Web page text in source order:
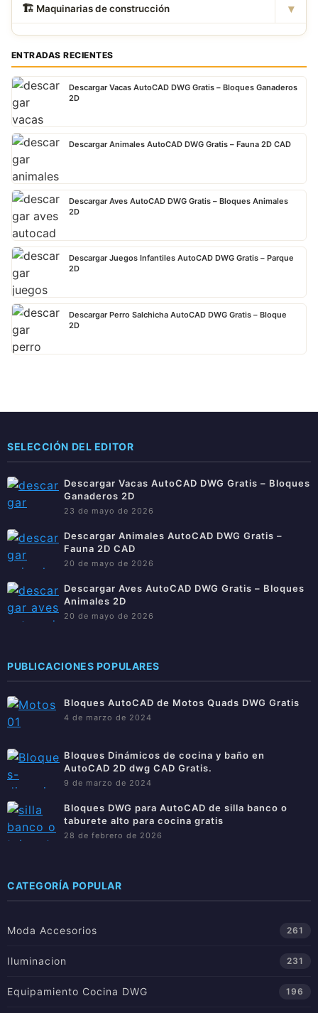
🏗 ️ Maquinarias de construcción ▾
ENTRADAS RECIENTES
Descargar Vacas AutoCAD DWG Gratis – Bloques Ganaderos
2D
Descargar Animales AutoCAD DWG Gratis – Fauna 2D CAD
Descargar Aves AutoCAD DWG Gratis – Bloques Animales
2D
Descargar Juegos Infantiles AutoCAD DWG Gratis – Parque
2D
Descargar Perro Salchicha AutoCAD DWG Gratis – Bloque
2D
SELECCIÓN DEL EDITOR
Descargar Vacas AutoCAD DWG Gratis – Bloques
Ganaderos 2D
23 de mayo de 2026
Descargar Animales AutoCAD DWG Gratis –
Fauna 2D CAD
20 de mayo de 2026
Descargar Aves AutoCAD DWG Gratis – Bloques
Animales 2D
20 de mayo de 2026
PUBLICACIONES POPULARES
Bloques AutoCAD de Motos Quads DWG Gratis
4 de marzo de 2024
Bloques Dinámicos de cocina y baño en
AutoCAD 2D dwg CAD Gratis.
9 de marzo de 2024
Bloques DWG para AutoCAD de silla banco o
taburete alto para cocina gratis
28 de febrero de 2026
CATEGORÍA POPULAR
Moda Accesorios 261
Iluminacion 231
Equipamiento Cocina DWG 196